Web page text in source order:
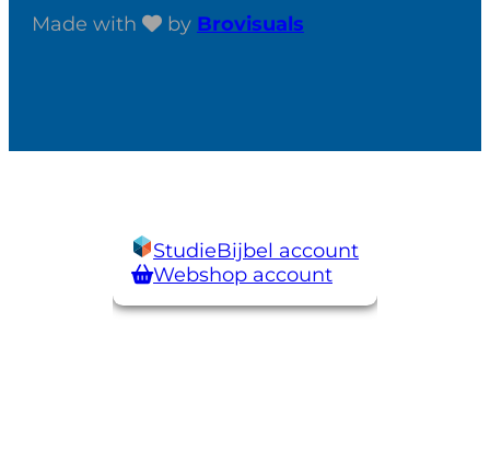
Made with
by Brovisuals
StudieBijbel account
Webshop account